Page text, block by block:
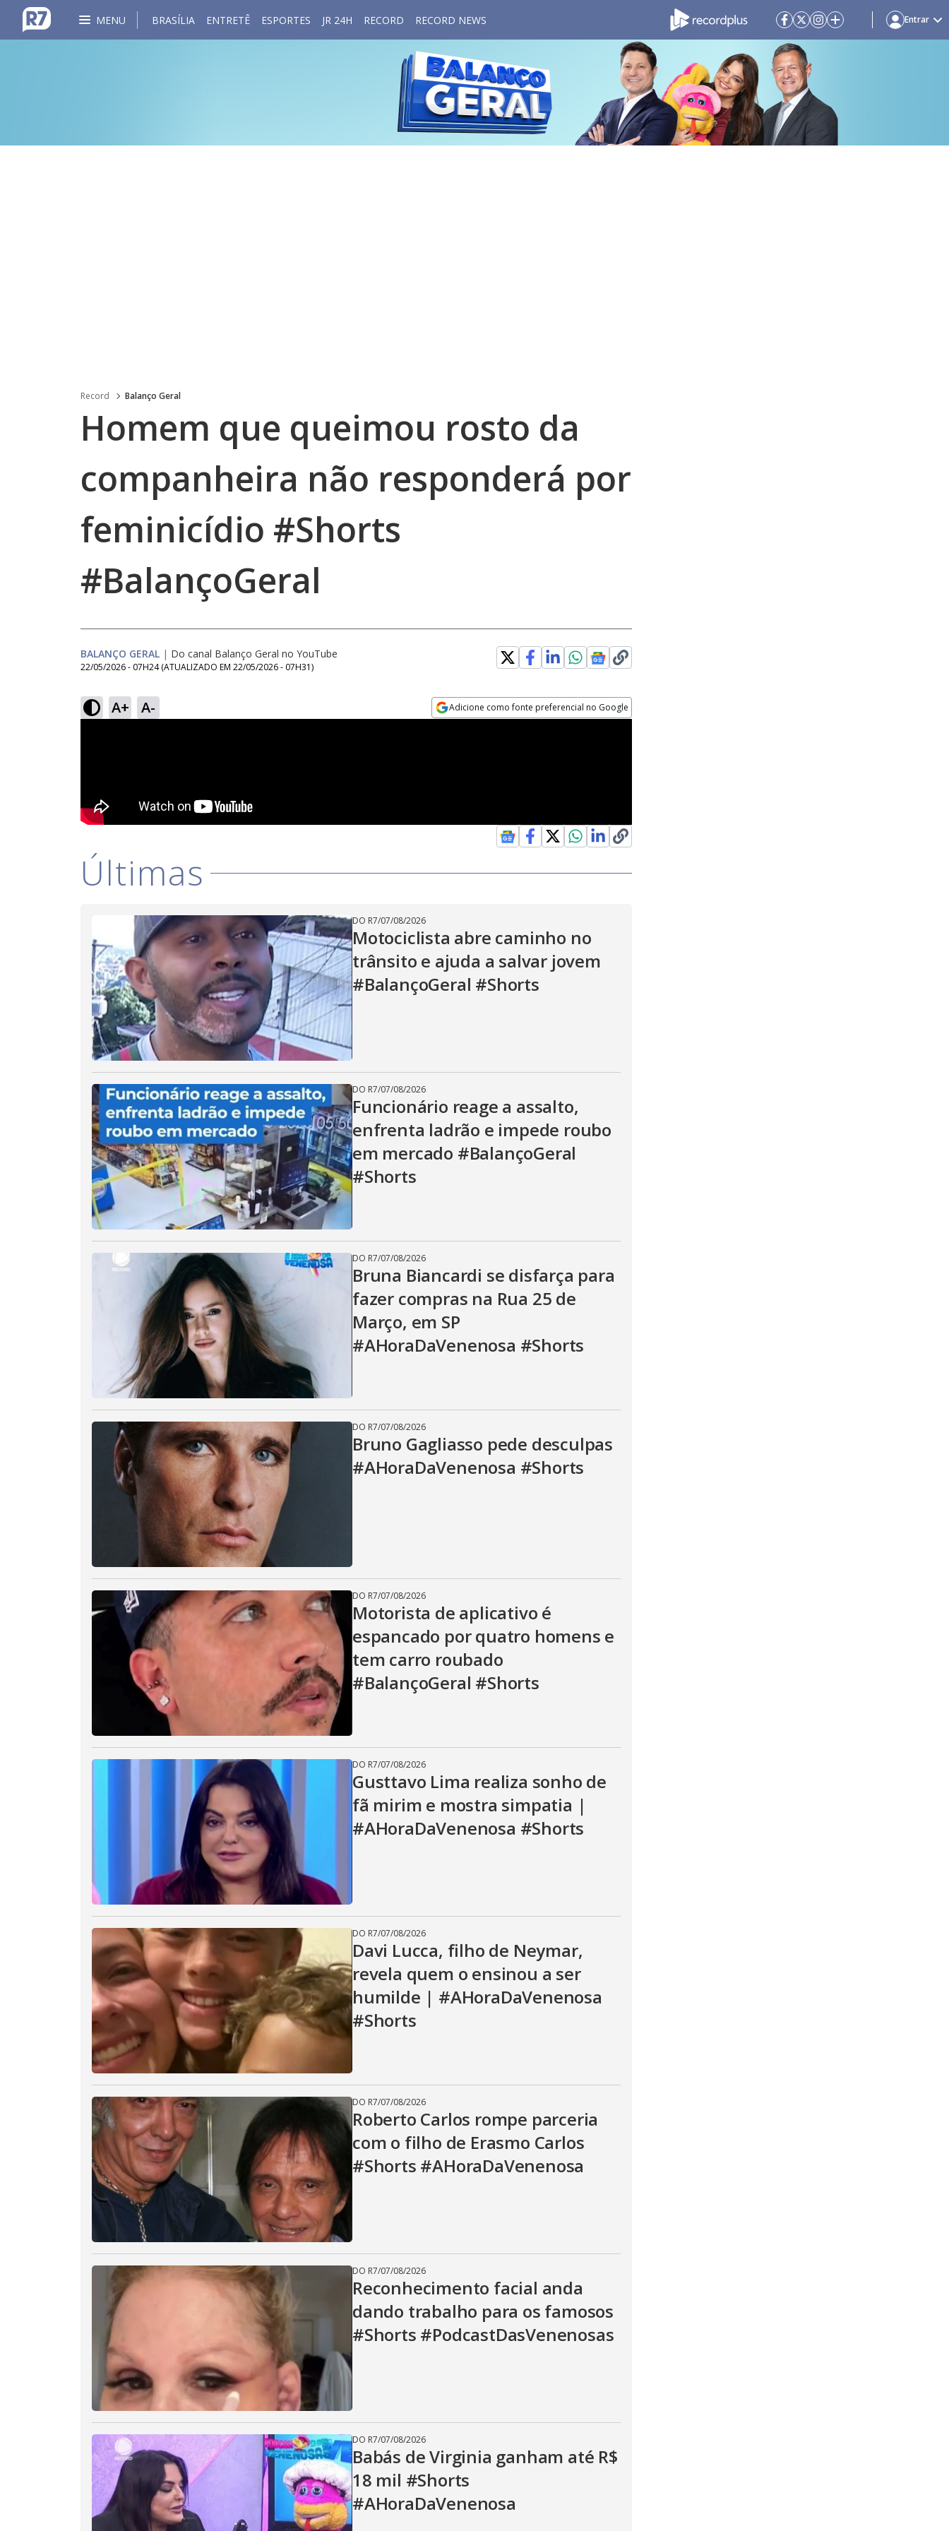
MENU BRASÍLIA ENTRETÊ ESPORTES JR 24H RECORD RECORD NEWS Entrar
Record Balanço Geral
Homem que queimou rosto da
companheira não responderá por
feminicídio #Shorts
#BalançoGeral
BALANÇO GERAL | Do canal Balanço Geral no YouTube
22/05/2026 - 07H24 (ATUALIZADO EM 22/05/2026 - 07H31)
A+ A- Adicione como fonte preferencial no Google
Últimas
DO R7/07/08/2026
Motociclista abre caminho no
trânsito e ajuda a salvar jovem
#BalançoGeral #Shorts
DO R7/07/08/2026
Funcionário reage a assalto,
enfrenta ladrão e impede roubo
em mercado #BalançoGeral
#Shorts
DO R7/07/08/2026
Bruna Biancardi se disfarça para
fazer compras na Rua 25 de
Março, em SP
#AHoraDaVenenosa #Shorts
DO R7/07/08/2026
Bruno Gagliasso pede desculpas
#AHoraDaVenenosa #Shorts
DO R7/07/08/2026
Motorista de aplicativo é
espancado por quatro homens e
tem carro roubado
#BalançoGeral #Shorts
DO R7/07/08/2026
Gusttavo Lima realiza sonho de
fã mirim e mostra simpatia |
#AHoraDaVenenosa #Shorts
DO R7/07/08/2026
Davi Lucca, filho de Neymar,
revela quem o ensinou a ser
humilde | #AHoraDaVenenosa
#Shorts
DO R7/07/08/2026
Roberto Carlos rompe parceria
com o filho de Erasmo Carlos
#Shorts #AHoraDaVenenosa
DO R7/07/08/2026
Reconhecimento facial anda
dando trabalho para os famosos
#Shorts #PodcastDasVenenosas
DO R7/07/08/2026
Babás de Virginia ganham até R$
18 mil #Shorts
#AHoraDaVenenosa